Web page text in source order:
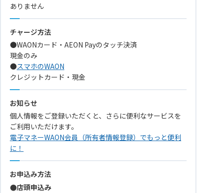
ありません
チャージ方法
●WAONカード・AEON Payのタッチ決済
現金のみ
●スマホのWAON
クレジットカード・現金
お知らせ
個人情報をご登録いただくと、さらに便利なサービスを
ご利用いただけます。
電子マネーWAON会員（所有者情報登録）でもっと便利
に！
お申込み方法
●店頭申込み